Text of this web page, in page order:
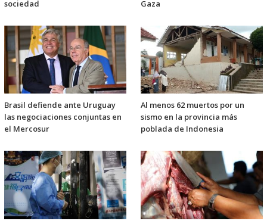
sociedad
Gaza
Brasil defiende ante Uruguay
las negociaciones conjuntas en
el Mercosur
Al menos 62 muertos por un
sismo en la provincia más
poblada de Indonesia